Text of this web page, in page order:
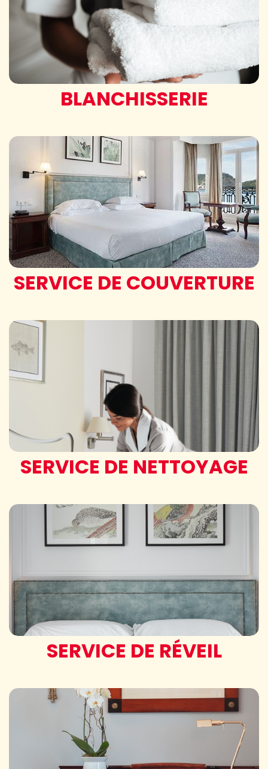
BLANCHISSERIE
SERVICE DE COUVERTURE
SERVICE DE NETTOYAGE
SERVICE DE RÉVEIL